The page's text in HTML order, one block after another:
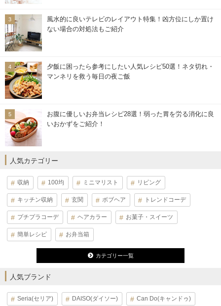
風水的に良いテレビのレイアウト特集！凶方位にしか置け
ない場合の対処法もご紹介
夕飯に困ったら参考にしたい人気レシピ50選！ネタ切れ・
マンネリを救う毎日の夜ご飯
お腹に優しいお弁当レシピ28選！弱った胃を労る消化に良
いおかずをご紹介！
人気カテゴリー
収納 100均 ミニマリスト リビング
キッチン収納 玄関 ボブヘア トレンドコーデ
プチプラコーデ ヘアカラー お菓子・スイーツ
簡単レシピ お弁当箱
カテゴリー一覧
人気ブランド
Seria(セリア) DAISO(ダイソー) Can Do(キャンドゥ)